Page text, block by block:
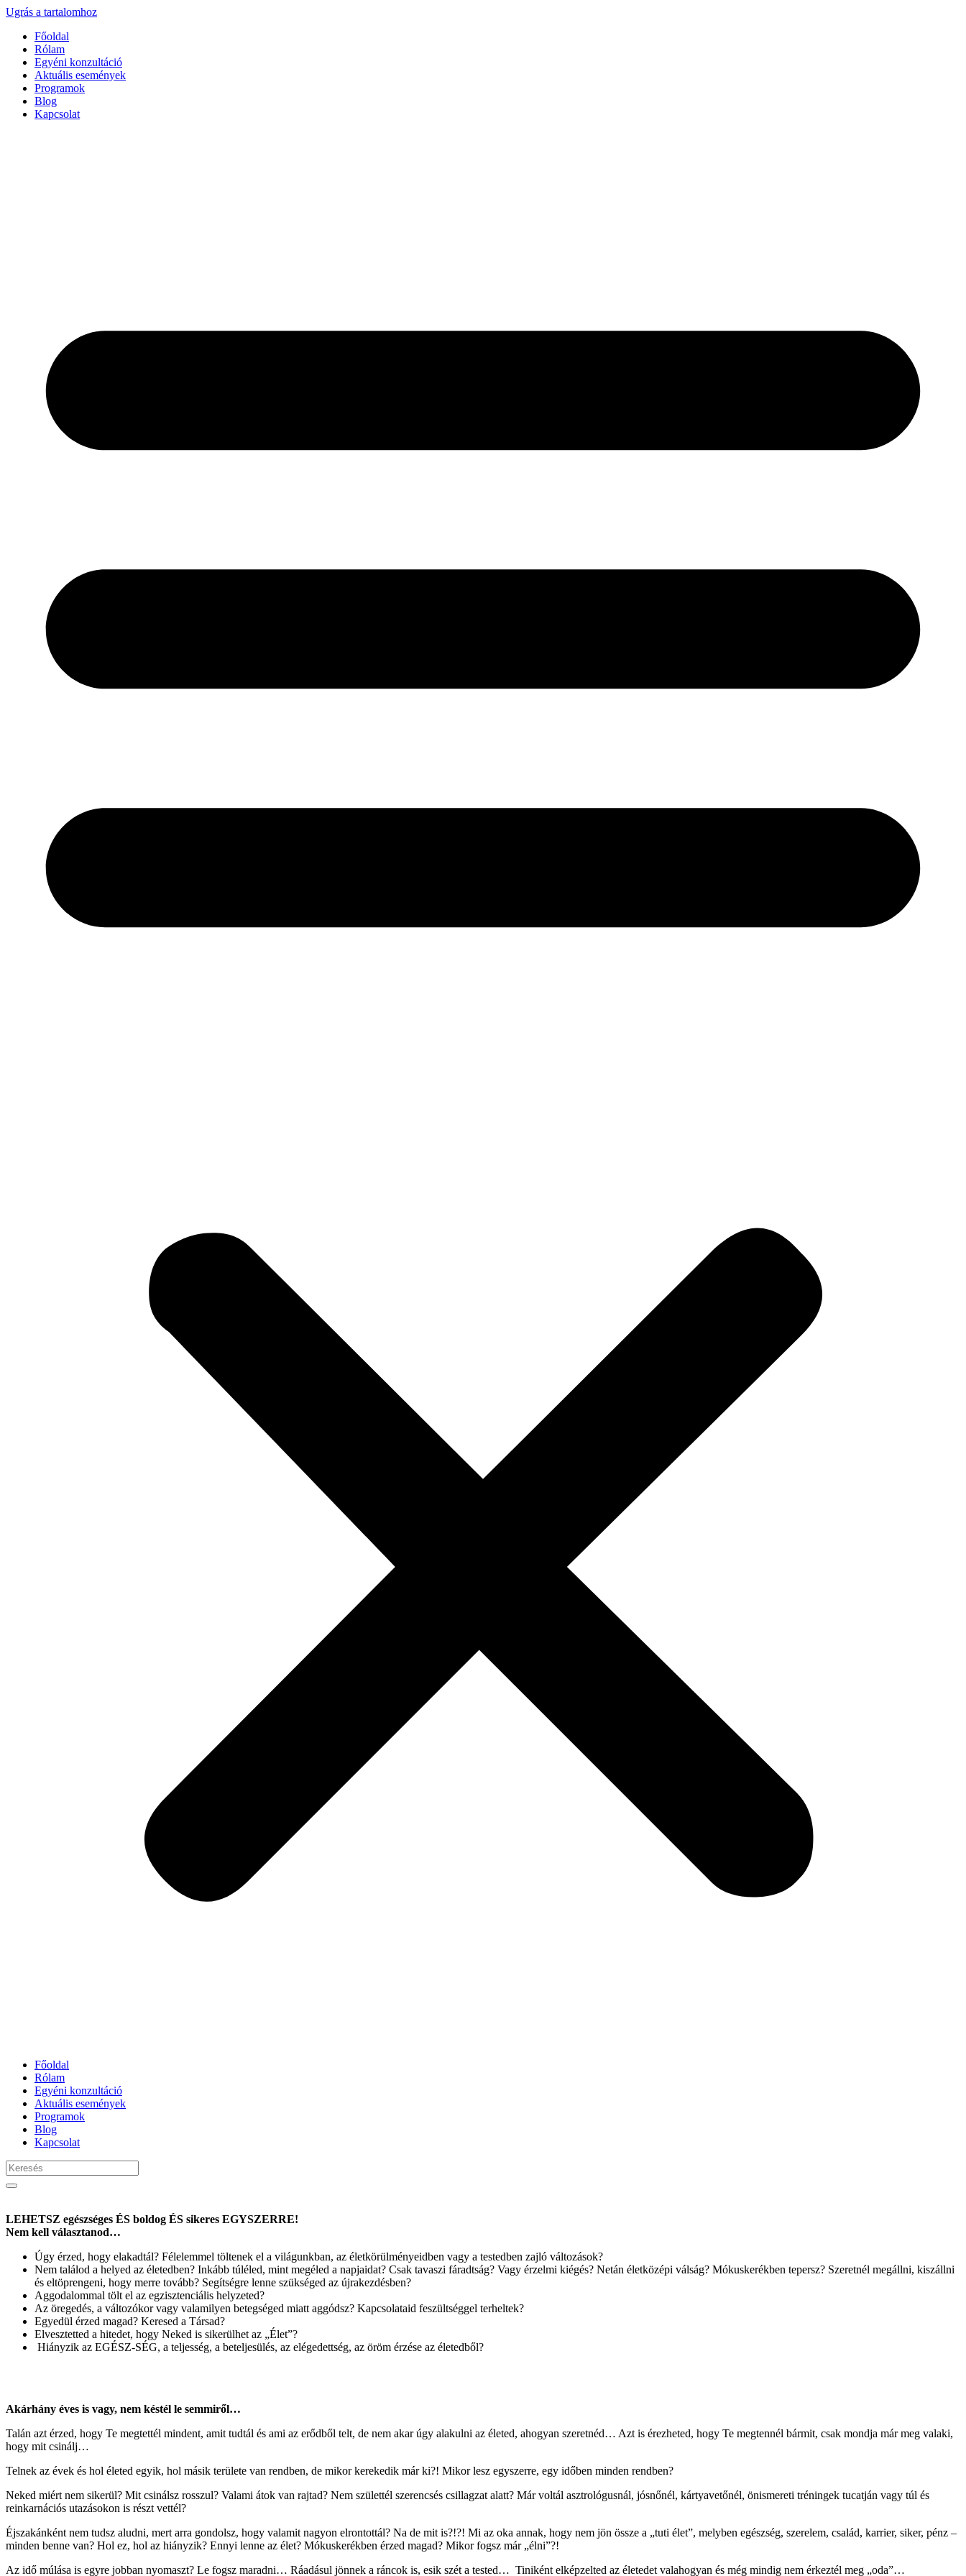
Ugrás a tartalomhoz
Főoldal
Rólam
Egyéni konzultáció
Aktuális események
Programok
Blog
Kapcsolat
Főoldal
Rólam
Egyéni konzultáció
Aktuális események
Programok
Blog
Kapcsolat
LEHETSZ egészséges ÉS boldog ÉS sikeres EGYSZERRE!
Nem kell választanod…
Úgy érzed, hogy elakadtál? Félelemmel töltenek el a világunkban, az életkörülményeidben vagy a testedben zajló változások?
Nem találod a helyed az életedben? Inkább túléled, mint megéled a napjaidat? Csak tavaszi fáradtság? Vagy érzelmi kiégés? Netán életközépi válság? Mókuskerékben tepersz? Szeretnél megállni, kiszállni
és eltöprengeni, hogy merre tovább? Segítségre lenne szükséged az újrakezdésben?
Aggodalommal tölt el az egzisztenciális helyzeted?
Az öregedés, a változókor vagy valamilyen betegséged miatt aggódsz? Kapcsolataid feszültséggel terheltek?
Egyedül érzed magad? Keresed a Társad?
Elvesztetted a hitedet, hogy Neked is sikerülhet az „Élet”?
Hiányzik az EGÉSZ-SÉG, a teljesség, a beteljesülés, az elégedettség, az öröm érzése az életedből?
Akárhány éves is vagy, nem késtél le semmiről…
Talán azt érzed, hogy Te megtettél mindent, amit tudtál és ami az erődből telt, de nem akar úgy alakulni az életed, ahogyan szeretnéd… Azt is érezheted, hogy Te megtennél bármit, csak mondja már meg valaki,
hogy mit csinálj…
Telnek az évek és hol életed egyik, hol másik területe van rendben, de mikor kerekedik már ki?! Mikor lesz egyszerre, egy időben minden rendben?
Neked miért nem sikerül? Mit csinálsz rosszul? Valami átok van rajtad? Nem születtél szerencsés csillagzat alatt? Már voltál asztrológusnál, jósnőnél, kártyavetőnél, önismereti tréningek tucatján vagy túl és
reinkarnációs utazásokon is részt vettél?
Éjszakánként nem tudsz aludni, mert arra gondolsz, hogy valamit nagyon elrontottál? Na de mit is?!?! Mi az oka annak, hogy nem jön össze a „tuti élet”, melyben egészség, szerelem, család, karrier, siker, pénz –
minden benne van? Hol ez, hol az hiányzik? Ennyi lenne az élet? Mókuskerékben érzed magad? Mikor fogsz már „élni”?!
Az idő múlása is egyre jobban nyomaszt? Le fogsz maradni… Ráadásul jönnek a ráncok is, esik szét a tested… Tiniként elképzelted az életedet valahogyan és még mindig nem érkeztél meg „oda”…